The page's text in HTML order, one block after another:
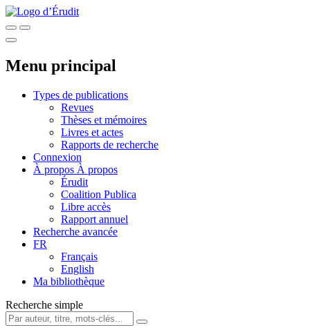
Menu principal
Types de publications
Revues
Thèses et mémoires
Livres et actes
Rapports de recherche
Connexion
À propos À propos
Érudit
Coalition Publica
Libre accès
Rapport annuel
Recherche avancée
FR
Français
English
Ma bibliothèque
Recherche simple